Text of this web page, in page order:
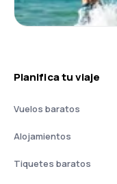
Planifica tu viaje
Vuelos baratos
Alojamientos
Tiquetes baratos